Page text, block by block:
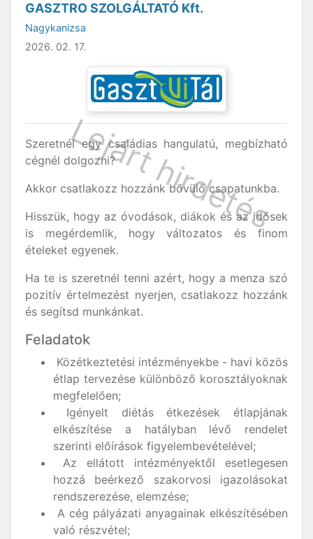
GASZTRO SZOLGÁLTATÓ Kft.
Nagykanizsa
2026. 02. 17.
Szeretnél egy családias hangulatú, megbízható
cégnél dolgozni?
Akkor csatlakozz hozzánk bővülő csapatunkba.
Hisszük, hogy az óvodások, diákok és az idősek
is megérdemlik, hogy változatos és finom
ételeket egyenek.
Ha te is szeretnél tenni azért, hogy a menza szó
pozitív értelmezést nyerjen, csatlakozz hozzánk
és segítsd munkánkat.
Feladatok
Közétkeztetési intézményekbe - havi közös
étlap tervezése különböző korosztályoknak
megfelelően;
Igényelt diétás étkezések étlapjának
elkészítése a hatályban lévő rendelet
szerinti előírások figyelembevételével;
Az ellátott intézményektől esetlegesen
hozzá beérkező szakorvosi igazolásokat
rendszerezése, elemzése;
A cég pályázati anyagainak elkészítésében
való részvétel;